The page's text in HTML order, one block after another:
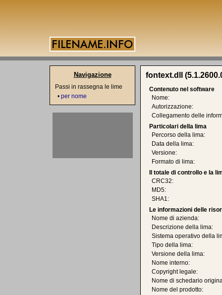
fontext.dll
Contenuto nel software
Nome:
Autorizzazione:
Collegamento delle
Particolari della lima
Percorso della lima:
Data della lima:
Versione:
Formato di lima:
Il totale di controllo e la
CRC32:
MD5:
SHA1:
Le informazioni delle
Nome di azienda:
Descrizione della lima:
Sistema operativo della
Tipo della lima:
Versione della lima:
Nome interno:
Copyright legale:
Nome di schedario
Nome del prodotto:
Navigazione
Passi in rassegna le lime
• per nome